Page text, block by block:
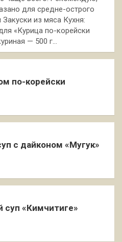
для средне-острого
Закуски из мяса Кухня:
«Курица по-корейски
— 500 г…
по-корейски
с дайконом «Мугук»
суп «Кимчитиге»